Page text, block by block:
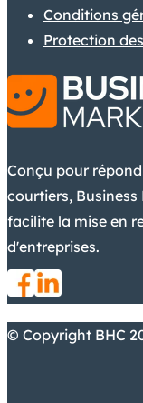
Conditions
Protection
Conçu pour
courtiers,
facilite la mise en
d'entreprises.
© Copyright BHC